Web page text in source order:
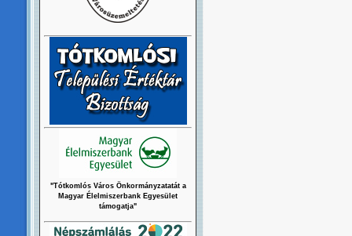
"Tótkomlós Város Önkormányzatatát a
Magyar Élelmiszerbank Egyesület
támogatja"